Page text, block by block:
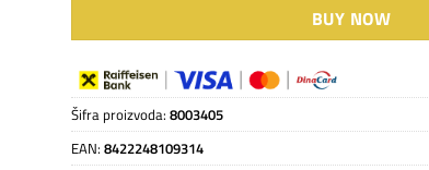
BUY NOW
Šifra proizvoda:8003405
EAN:8422248109314